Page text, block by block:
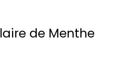
de Menthe